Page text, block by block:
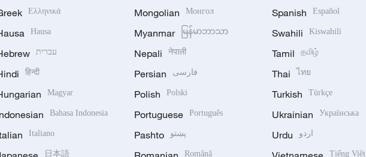
Ελληνικά
Hausa
עברית
हिन्दी
Magyar
Bahasa Indonesia
Italiano
日本語
Mongolian Монгол
Myanmar မြန်မာဘာသာ
Nepali नेपाली
Persian فارسی
Polish Polski
Portuguese Português
Pashto پښتو
Română
Spanish Español
Swahili Kiswahili
Tamil தமிழ்
Thai ไทย
Turkish Türkçe
Ukrainian Українська
Urdu اردو
Tiếng Việt